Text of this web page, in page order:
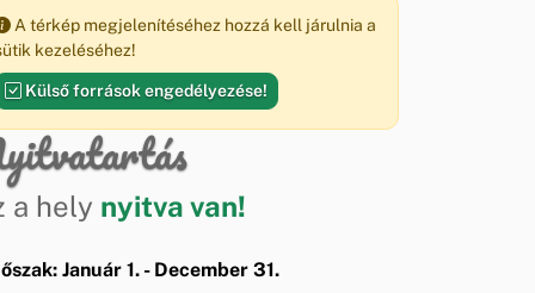
A térkép megjelenítéséhez hozzá kell járulnia a
kezeléséhez!
Külső források engedélyezése!
a hely nyitva van!
Január 1. - December 31.